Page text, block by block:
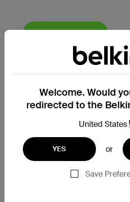
지금 구매하기
Welcome. Would
redirected to the
United States
YES or
Save